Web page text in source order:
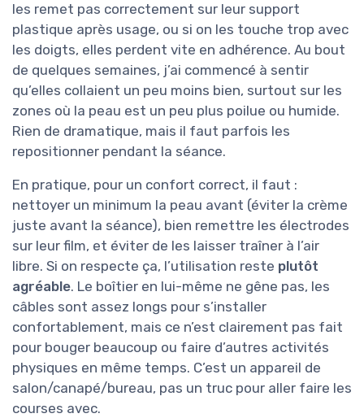
les remet pas correctement sur leur support
plastique après usage, ou si on les touche trop avec
les doigts, elles perdent vite en adhérence. Au bout
de quelques semaines, j’ai commencé à sentir
qu’elles collaient un peu moins bien, surtout sur les
zones où la peau est un peu plus poilue ou humide.
Rien de dramatique, mais il faut parfois les
repositionner pendant la séance.
En pratique, pour un confort correct, il faut :
nettoyer un minimum la peau avant (éviter la crème
juste avant la séance), bien remettre les électrodes
sur leur film, et éviter de les laisser traîner à l’air
libre. Si on respecte ça, l’utilisation reste plutôt
agréable. Le boîtier en lui-même ne gêne pas, les
câbles sont assez longs pour s’installer
confortablement, mais ce n’est clairement pas fait
pour bouger beaucoup ou faire d’autres activités
physiques en même temps. C’est un appareil de
salon/canapé/bureau, pas un truc pour aller faire les
courses avec.